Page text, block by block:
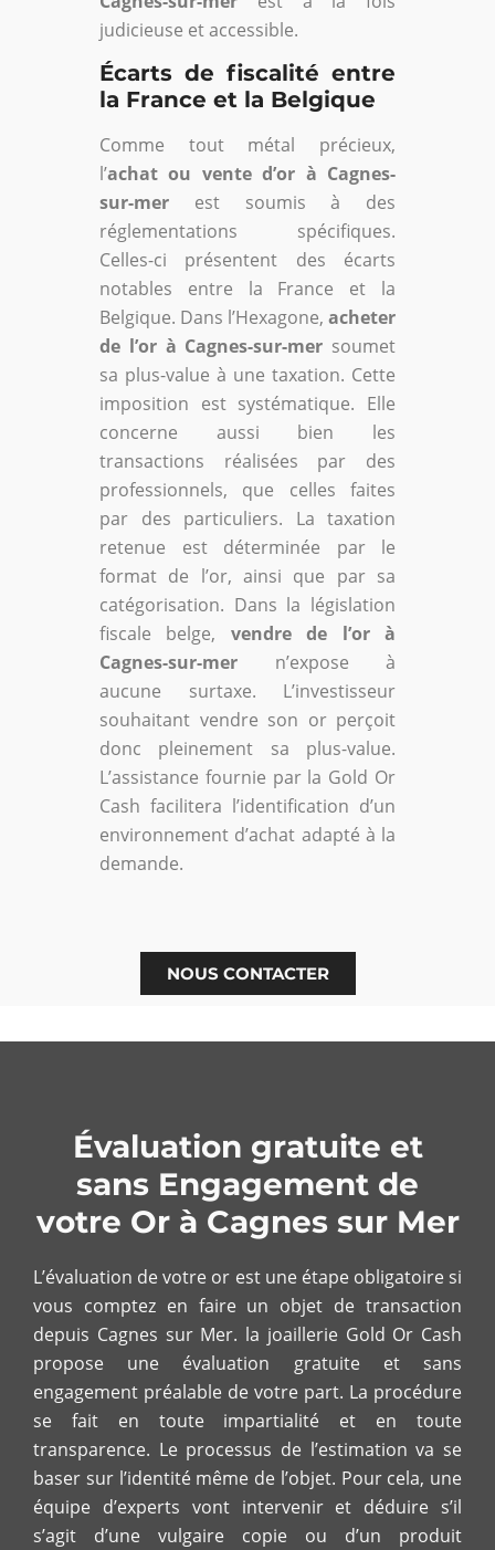
judicieuse et accessible.
Écarts de fiscalité entre
la France et la Belgique
Comme tout métal précieux,
l’achat ou vente d’or à Cagnes-
sur-mer est soumis à des
réglementations spécifiques.
Celles-ci présentent des écarts
notables entre la France et la
Belgique. Dans l’Hexagone, acheter
de l’or à Cagnes-sur-mer soumet
sa plus-value à une taxation. Cette
imposition est systématique. Elle
concerne aussi bien les
transactions réalisées par des
professionnels, que celles faites
par des particuliers. La taxation
retenue est déterminée par le
format de l’or, ainsi que par sa
catégorisation. Dans la législation
fiscale belge, vendre de l’or à
Cagnes-sur-mer n’expose à
aucune surtaxe. L’investisseur
souhaitant vendre son or perçoit
donc pleinement sa plus-value.
L’assistance fournie par la Gold Or
Cash facilitera l’identification d’un
environnement d’achat adapté à la
demande.
NOUS CONTACTER
Évaluation gratuite et
sans Engagement de
votre Or à Cagnes sur Mer
L’évaluation de votre or est une étape obligatoire si
vous comptez en faire un objet de transaction
depuis Cagnes sur Mer. la joaillerie Gold Or Cash
propose une évaluation gratuite et sans
engagement préalable de votre part. La procédure
se fait en toute impartialité et en toute
transparence. Le processus de l’estimation va se
baser sur l’identité même de l’objet. Pour cela, une
équipe d’experts vont intervenir et déduire s’il
s’agit d’une vulgaire copie ou d’un produit